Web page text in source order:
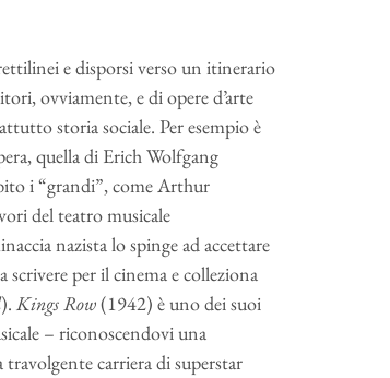
e disporsi verso un itinerario
ovviamente, e di opere d’arte
storia sociale. Per esempio è
quella di Erich Wolfgang
i “grandi”, come Arthur
del teatro musicale
nazista lo spinge ad accettare
per il cinema e colleziona
). Kings Row(1942) è uno dei suoi
– riconoscendovi una
carriera di superstar